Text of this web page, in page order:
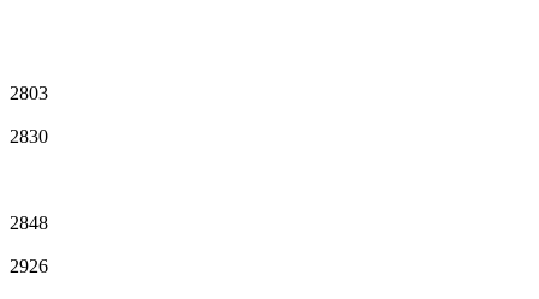
2803
2830
2848
2926